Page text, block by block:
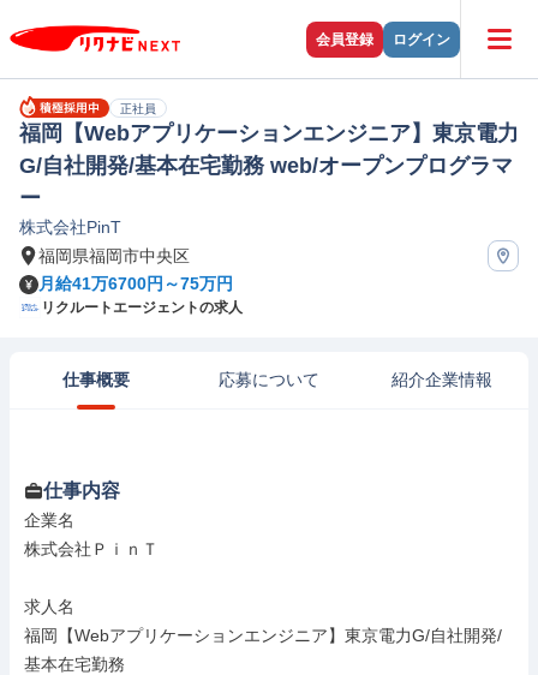
会員登録 ログイン
正社員
福岡【Webアプリケーションエンジニア】東京電力
G/自社開発/基本在宅勤務 web/オープンプログラマ
ー
株式会社PinT
福岡県福岡市中央区
月給41万6700円～75万円
リクルートエージェントの求人
仕事概要 応募について 紹介企業情報
仕事内容
企業名
株式会社ＰｉｎＴ
求人名
福岡【Webアプリケーションエンジニア】東京電力G/自社開発/
基本在宅勤務